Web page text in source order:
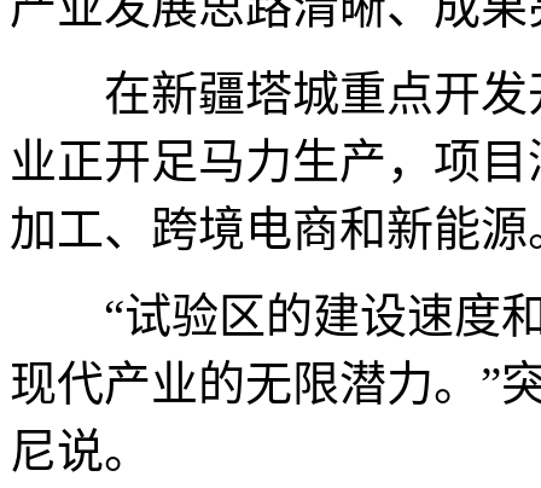
在新疆塔城重点开发
业正开足马力生产，项
加工、跨境电商和新能源
“试验区的建设速度和
现代产业的无限潜力。”
尼说。